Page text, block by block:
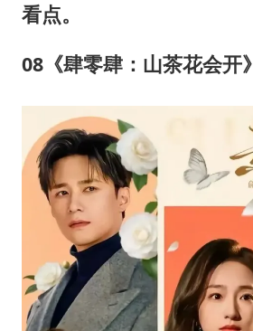
看点。
08《肆零肆：山茶花会开》